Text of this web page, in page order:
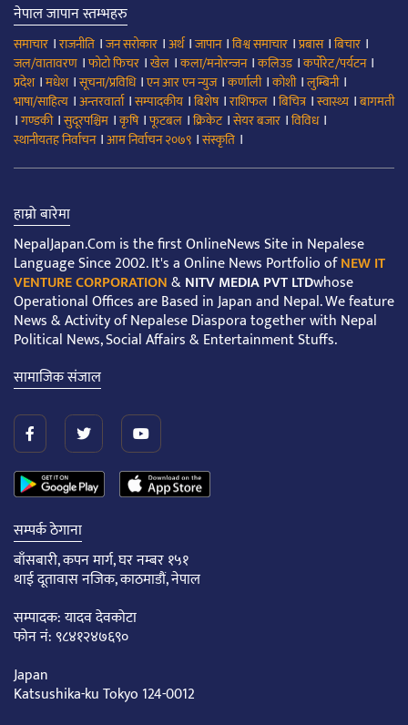
नेपाल जापान स्तम्भहरु
समाचार ।राजनीति ।जन सरोकार ।अर्थ।जापान।विश्व समाचार ।प्रबास।बिचार ।
जल/वातावरण ।फोटो फिचर ।खेल ।कला/मनोरन्जन।कलिउड।कर्पोरेट/पर्यटन।
प्रदेश।मधेश।सूचना/प्रविधि।एन आर एन न्युज।कर्णाली।कोशी।लुम्बिनी।
भाषा/साहित्य ।अन्तरवार्ता।सम्पादकीय ।बिशेष।राशिफल ।बिचित्र।स्वास्थ्य ।बागमती
।गण्डकी।सुदूरपश्चिम ।कृषि।फूटबल ।क्रिकेट।सेयर बजार ।विविध।
स्थानीयतह निर्वाचन।आम निर्वाचन २०७९ ।संस्कृति ।
हाम्रो बारेमा
NepalJapan.Com is the first OnlineNews Site in Nepalese
Language Since 2002. It's a Online News Portfolio ofNEW IT
VENTURE CORPORATION&NITV MEDIA PVT LTDwhose
Operational Offices are Based in Japan and Nepal. We feature
News & Activity of Nepalese Diaspora together with Nepal
Political News, Social Affairs & Entertainment Stuffs.
सामाजिक संजाल
सम्पर्क ठेगाना
बाँसबारी, कपन मार्ग, घर नम्बर १५१
थाई दूतावास नजिक, काठमाडौं, नेपाल
सम्पादक: यादव देवकोटा
फोन नं: ९८४१२४७६९०
Japan
Katsushika-ku Tokyo 124-0012